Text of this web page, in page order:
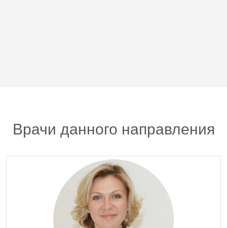
Врачи данного направления